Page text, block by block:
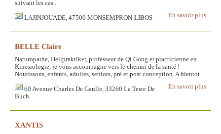
suivant les cas .
En savoir plus
LAJINJOUADE, 47500 MONSEMPRON-LIBOS
BELLE Claire
Naturopathe, Heilpraktiker, professeur de Qi Gong et practicienne en
Kinesiologie, je vous accompagne vers le chemin de la santé !
Nourissons, enfants, adultes, seniors, pré et post conception. A bientot
En savoir plus
60 Avenue Charles De Gaulle, 33260 La Teste De
Buch
XANTIS